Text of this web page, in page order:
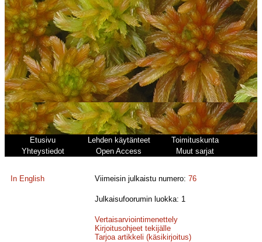
Etusivu Lehden käytänteet
Toimituskunta
Yhteystiedot
Open Access Muut sarjat
In English Viimeisin julkaistu numero:76
Julkaisufoorumin luokka: 1
Vertaisarviointimenettely
Kirjoitusohjeet tekijälle
Tarjoa artikkeli (käsikirjoitus)